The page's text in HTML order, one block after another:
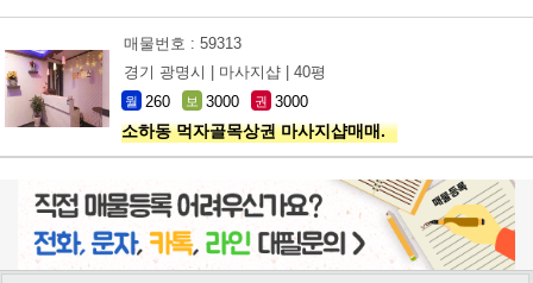
매물번호 : 59313
경기 광명시 |
마사지샵 | 40평
월 260 보 3000 권 3000
소하동 먹자골목상권 마사지샵매매.